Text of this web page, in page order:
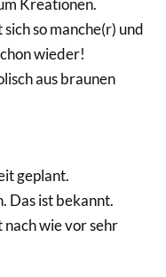
Kreationen.
so manche(r) und
wieder!
aus braunen
geplant.
Das ist bekannt.
wie vor sehr